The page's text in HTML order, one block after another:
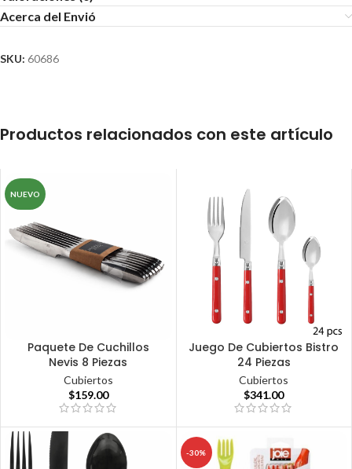
Acerca del Envió
SKU: 60686
Productos relacionados con este artículo
NUEVO
Paquete De Cuchillos
Nevis 8 Piezas
Cubiertos
$159.00
Juego De Cubiertos Bistro
24 Piezas
Cubiertos
$341.00
-30%